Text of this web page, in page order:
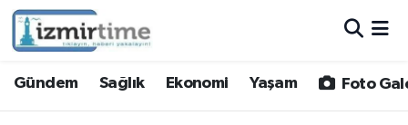
Gündem Sağlık Ekonomi Yaşam Foto
Sağlık
Hava Durumu